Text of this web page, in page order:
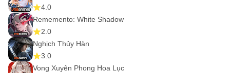
4.0
Rememento: White Shadow
2.0
Nghịch Thủy Hàn
3.0
Vong Xuyên Phong Hoa Lục